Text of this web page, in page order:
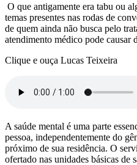
O que antigamente era tabu ou
temas presentes nas rodas de
de quem ainda não busca pelo
atendimento médico pode causar
Clique e ouça Lucas Teixeira
A saúde mental é uma parte
pessoa, independentemente do
próximo de sua residência. O
ofertado nas unidades básicas de